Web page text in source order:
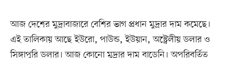
আজ দেশের মুদ্রাবাজারে বেশির ভাগ প্রধান মুদ্রার দাম কমেছে।
এই তালিকায় আছে ইউরো, পাউন্ড, ইউয়ান, অস্ট্রেলীয় ডলার ও
সিঙ্গাপুরি ডলার। আজ কোনো মুদ্রার দাম বাড়েনি। অপরিবর্তিত